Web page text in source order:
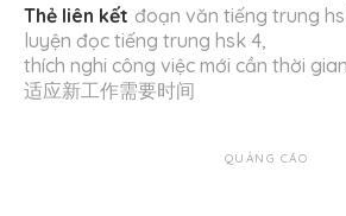
Thẻ liên kết đoạn văn tiếng trung
luyện đọc tiếng trung hsk 4
thích nghi công việc mới cần thời gian
适应新工作需要时间
QUẢNG CÁO